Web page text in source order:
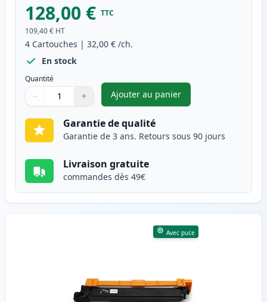
128,00 € TTC
109,40 € HT
4 Cartouches | 32,00 € /ch.
En stock
Quantité
Quantité
Utilisez les boutons pour ajuster
− +
Quantité
Ajouter au panier
,Pack de 4 Brother TN247
Garantie de qualité
Garantie de 3 ans. Retours sous 90 jours
Livraison gratuite
commandes dès 49€
Avec puce